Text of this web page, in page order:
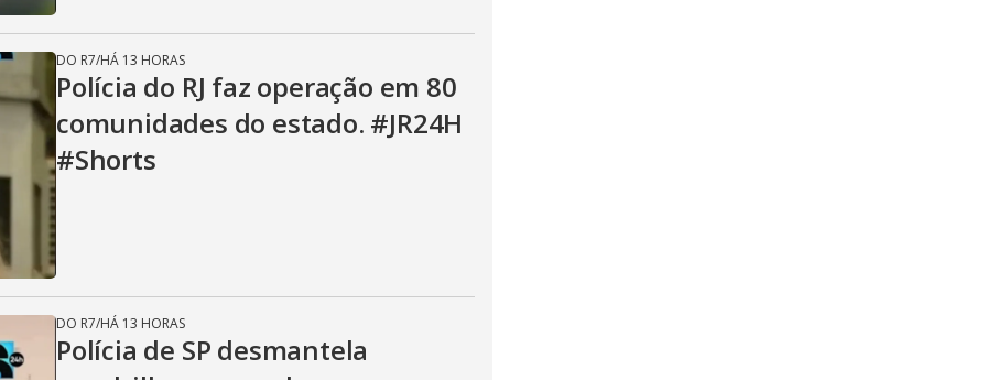
DO R7/HÁ 13 HORAS
Polícia do RJ faz operação em 80
comunidades do estado. #JR24H
#Shorts
DO R7/HÁ 13 HORAS
Polícia de SP desmantela